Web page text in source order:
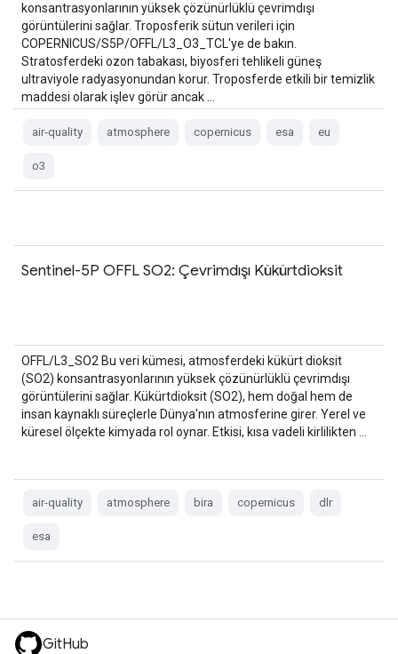
konsantrasyonlarının yüksek çözünürlüklü çevrimdışı
görüntülerini sağlar. Troposferik sütun verileri için
COPERNICUS/S5P/OFFL/L3_O3_TCL'ye de bakın.
Stratosferdeki ozon tabakası, biyosferi tehlikeli güneş
ultraviyole radyasyonundan korur. Troposferde etkili bir temizlik
maddesi olarak işlev görür ancak …
air-quality atmosphere copernicus esa eu
o3
Sentinel-5P OFFL SO2: Çevrimdışı Kükürtdioksit
OFFL/L3_SO2 Bu veri kümesi, atmosferdeki kükürt dioksit
(SO2) konsantrasyonlarının yüksek çözünürlüklü çevrimdışı
görüntülerini sağlar. Kükürtdioksit (SO2), hem doğal hem de
insan kaynaklı süreçlerle Dünya'nın atmosferine girer. Yerel ve
küresel ölçekte kimyada rol oynar. Etkisi, kısa vadeli kirlilikten …
air-quality atmosphere bira copernicus dlr
esa
GitHub